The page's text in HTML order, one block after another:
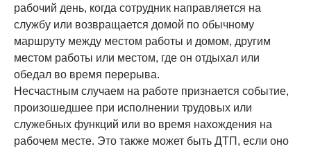
рабочий день, когда сотрудник направляется на
службу или возвращается домой по обычному
маршруту между местом работы и домом, другим
местом работы или местом, где он отдыхал или
обедал во время перерыва.
Несчастным случаем на работе признается событие,
произошедшее при исполнении трудовых или
служебных функций или во время нахождения на
рабочем месте. Это также может быть ДТП, если оно